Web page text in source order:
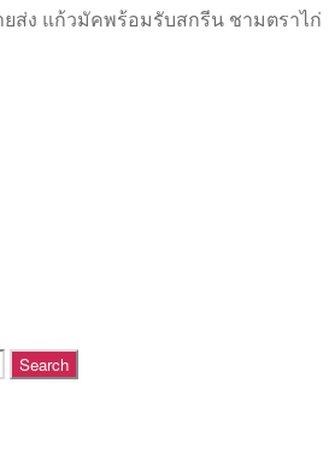
ส่ง แก้วมัคพร้อมรับสกรีน ชามตราไก่